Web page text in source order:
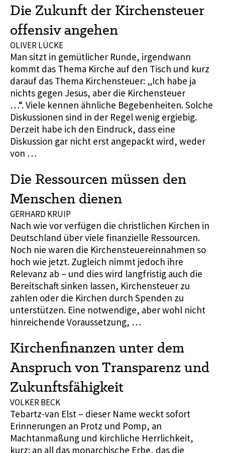
Die Zukunft der Kirchensteuer
offensiv angehen
OLIVER LÜCKE
Man sitzt in gemütlicher Runde, irgendwann
kommt das Thema Kirche auf den Tisch und kurz
darauf das Thema Kirchensteuer: „Ich habe ja
nichts gegen Jesus, aber die Kirchensteuer
…“. Viele kennen ähnliche Begebenheiten. Solche
Diskussionen sind in der Regel wenig ergiebig.
Derzeit habe ich den Eindruck, dass eine
Diskussion gar nicht erst angepackt wird, weder
von …
Die Ressourcen müssen den
Menschen dienen
GERHARD KRUIP
Nach wie vor verfügen die christlichen Kirchen in
Deutschland über viele finanzielle Ressourcen.
Noch nie waren die Kirchensteuereinnahmen so
hoch wie jetzt. Zugleich nimmt jedoch ihre
Relevanz ab – und dies wird langfristig auch die
Bereitschaft sinken lassen, Kirchensteuer zu
zahlen oder die Kirchen durch Spenden zu
unterstützen. Eine notwendige, aber wohl nicht
hinreichende Voraussetzung, …
Kirchenfinanzen unter dem
Anspruch von Transparenz und
Zukunftsfähigkeit
VOLKER BECK
Tebartz-van Elst – dieser Name weckt sofort
Erinnerungen an Protz und Pomp, an
Machtanmaßung und kirchliche Herrlichkeit,
kurz: an all das monarchische Erbe, das die